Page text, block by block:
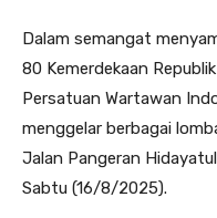
Dalam semangat
80 Kemerdekaan
Persatuan Wartawan
menggelar berbagai
Jalan Pangeran
Sabtu (16/8/2025).